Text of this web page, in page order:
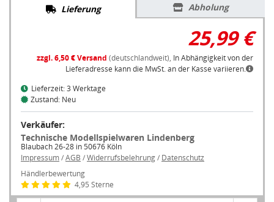
Lieferung Abholung
25,99 €
zzgl. 6,50 € Versand (deutschlandweit), In Abhängigkeit von der
Lieferadresse kann die MwSt. an der Kasse variieren.
Lieferzeit: 3 Werktage
Zustand: Neu
Verkäufer:
Technische Modellspielwaren Lindenberg
Blaubach 26-28 in 50676 Köln
Impressum/AGB /Widerrufsbelehrung/ Datenschutz
Händlerbewertung
4,95 Sterne